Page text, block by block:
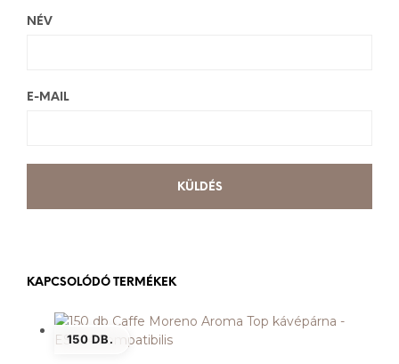
NÉV
E-MAIL
KAPCSOLÓDÓ TERMÉKEK
150 DB.